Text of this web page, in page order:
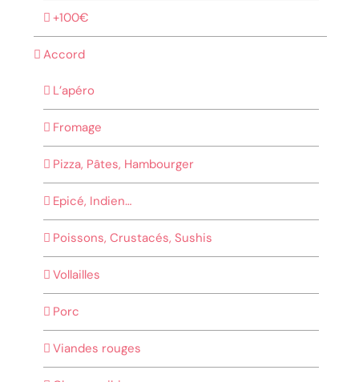
+100€
Accord
L’apéro
Fromage
Pizza, Pâtes, Hambourger
Epicé, Indien…
Poissons, Crustacés, Sushis
Vollailles
Porc
Viandes rouges